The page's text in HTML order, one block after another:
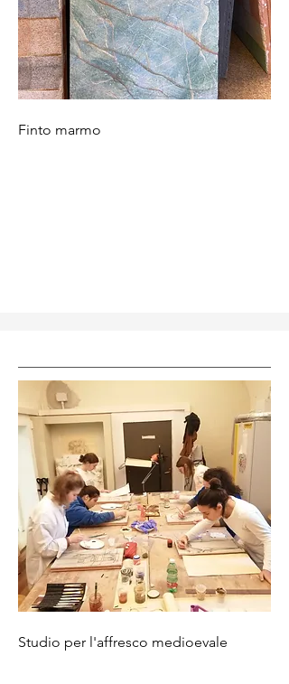
Finto marmo
Studio per l'affresco medioevale